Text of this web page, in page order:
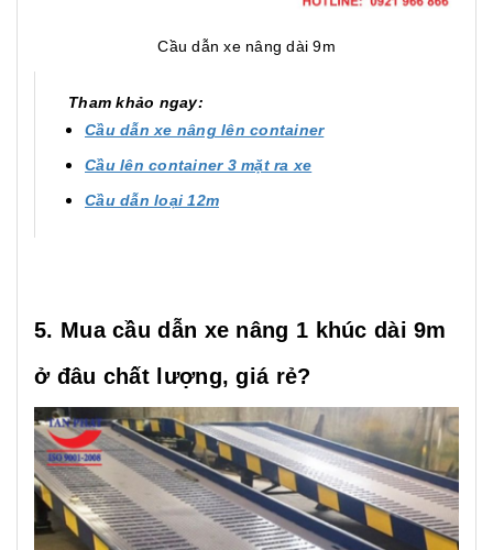
Cầu dẫn xe nâng dài 9m
Tham khảo ngay:
Cầu dẫn xe nâng lên container
Cầu lên container 3 mặt ra xe
Cầu dẫn loại 12m
5. Mua cầu dẫn xe nâng 1 khúc dài 9m
ở đâu chất lượng, giá rẻ?